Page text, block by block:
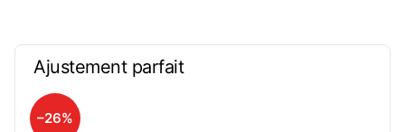
Ajustement parfait
–26%